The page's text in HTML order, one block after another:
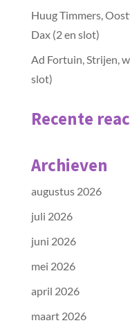
Huug Timmers,
Dax (2 en slot)
Ad Fortuin, Strijen,
slot)
Recente
Archieven
augustus 2026
juli 2026
juni 2026
mei 2026
april 2026
maart 2026